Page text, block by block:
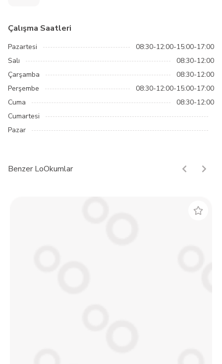
Çalışma Saatleri
Pazartesi
08:30-12:00-15:00-17:00
Salı
08:30-12:00
Çarşamba
08:30-12:00
Perşembe
08:30-12:00-15:00-17:00
Cuma
08:30-12:00
Cumartesi
Pazar
Benzer LoOkumlar